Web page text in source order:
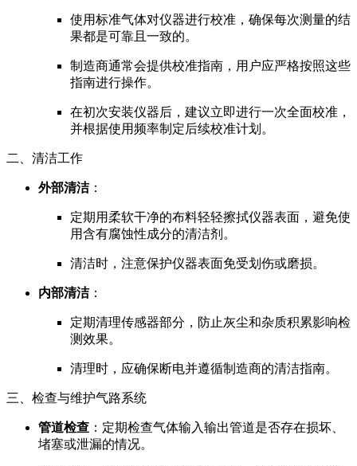
使用标准气体对仪器进行校准，确保每次测量的结
果都是可靠且一致的。
制造商通常会提供校准指南，用户应严格按照这些
指南进行操作。
在初次安装仪器后，建议立即进行一次全面校准，
并根据使用频率制定后续校准计划。
二、清洁工作
外部清洁：
定期用柔软干净的布料轻轻擦拭仪器表面，避免使
用含有腐蚀性成分的清洁剂。
清洁时，注意保护仪器表面免受划伤或磨损。
内部清洁：
定期清理传感器部分，防止灰尘和杂质积累影响检
测效果。
清理时，应确保断电并遵循制造商的清洁指南。
三、检查与维护气路系统
管道检查 ：定期检查气体输入输出管道是否存在损坏、
堵塞或泄漏的情况。